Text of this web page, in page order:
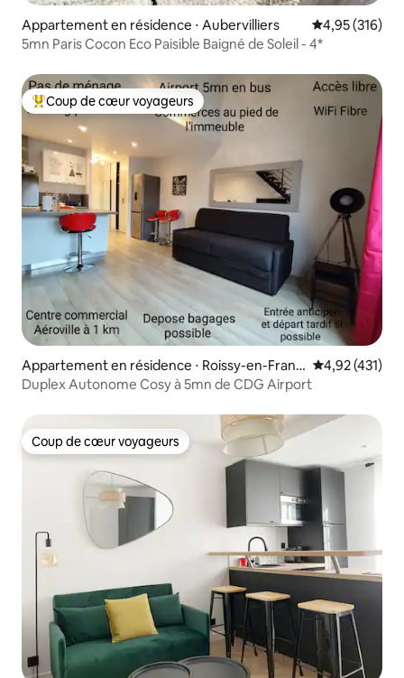
Appartement en résidence ⋅ Aubervilliers Évaluation
4,95 (316)
5mn Paris Cocon Eco Paisible Baigné de Soleil - 4*
Coups de cœur voyageurs les plus appréciés
Coup de cœur voyageurs
Appartement en résidence ⋅ Roissy-en-Franc
e
Évaluation
4,92 (431)
Duplex Autonome Cosy à 5mn de CDG Airport
Coup de cœur voyageurs
Coup de cœur voyageurs